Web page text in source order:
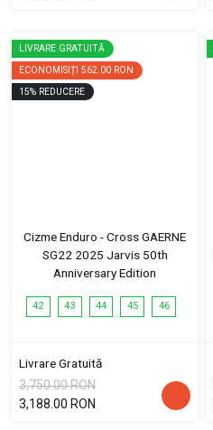
LIVRARE GRATUITĂ
ECONOMISIȚI 562.00 RON
15% REDUCERE
Cizme Enduro - Cross GAERNE
SG22 2025 Jarvis 50th
Anniversary Edition
42 43 44 45 46
Livrare Gratuită
3,750.00 RON
3,188.00 RON